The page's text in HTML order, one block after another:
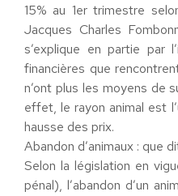
15% au 1er trimestre
Jacques Charles
s’explique en partie par
financières que
n’ont plus les moyens de
effet, le rayon animal est
hausse des prix.
Abandon d’animaux : que
Selon la législation en
pénal), l’abandon d’un